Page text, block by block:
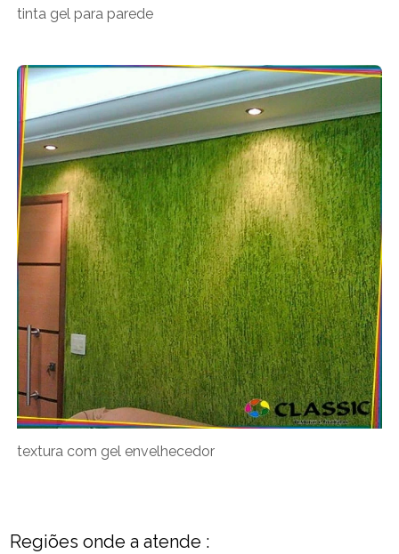
tinta gel para parede
textura com gel envelhecedor
Regiões onde a atende :